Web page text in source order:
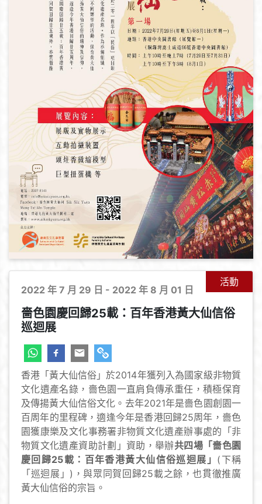
活動
2022 年 7 月 29 日 - 2022 年 8 月 01 日
嗇色園慶回歸25載：百年香港黃大仙信俗
巡迴展
香港「黃大仙信俗」於2014年獲列入為國家級非物質
文化遺產名錄，嗇色園一直肩負傳承重任，積極保育
及傳揚黃大仙信俗文化。去年2021年是嗇色園創園一
百周年的里程碑，適逢今年是香港回歸25周年，嗇色
園獲康樂及文化事務署非物質文化遺產辦事處的「非
物質文化遺產資助計劃」資助，舉辦共四場「嗇色園
慶回歸25載：百年香港黃大仙信俗巡迴展」 (下稱
「巡迴展」)，與眾同賀回歸25載之餘，也貫徹推廣
黃大仙信俗的宗旨。